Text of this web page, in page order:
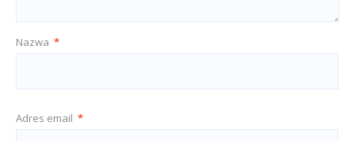
Nazwa *
Adres email *